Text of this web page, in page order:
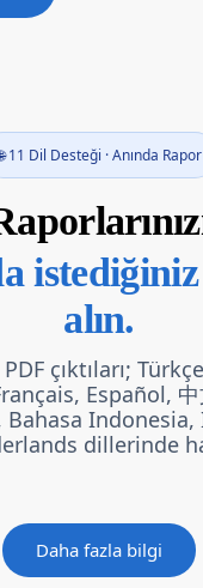
11 Dil Desteği · Anında Rapor
alın.
çıktıları;
Español,
Bahasa
dillerinde
Daha fazla bilgi